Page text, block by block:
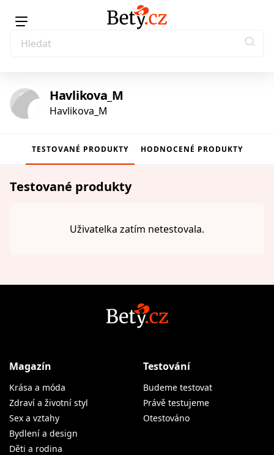
Havlikova_M
Havlikova_M
TESTOVANÉ PRODUKTY HODNOCENÉ PRODUKTY
Testované produkty
Uživatelka zatím netestovala.
Magazín
Krása a móda
Zdraví a životní styl
Sex a vztahy
Bydlení a design
Děti a rodina
Testování
Budeme testovat
Právě testujeme
Otestováno